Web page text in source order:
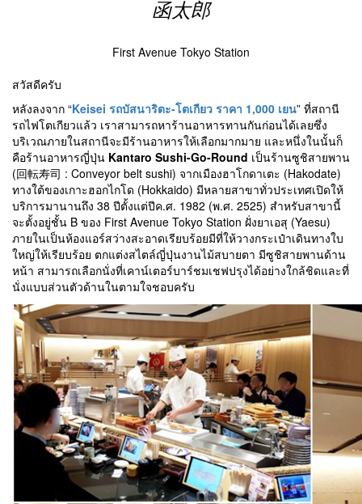
函太郎
First Avenue Tokyo Station
สวัสดีครับ
หลังลงจาก “Keisei รถบัสนาริตะ-โตเกียว ราคา 1,000 เยน” ที่สถานี
รถไฟโตเกียวแล้ว เราสามารถหาร้านอาหารทานกันก่อนได้เลยซึ่ง
บริเวณภายในสถานีจะมีร้านอาหารให้เลือกมากมาย และหนึ่งในนั้นก็
คือร้านอาหารญี่ปุ่น Kantaro Sushi-Go-Round เป็นร้านซูชิสายพาน
(回転寿司 : Conveyor belt sushi) จากเมืองฮาโกดาเตะ (Hakodate)
ทางใต้ของเกาะฮอกไกโด (Hokkaido) มีหลายสาขาทั่วประเทศเปิดให้
บริการมานานถึง 38 ปีตั้งแต่ปีค.ศ. 1982 (พ.ศ. 2525) สำหรับสาขานี้
จะตั้งอยู่ชั้น B ของ First Avenue Tokyo Station ฝั่งยาเอสุ (Yaesu)
ภายในเป็นห้องแอร์สว่างสะอาดเรียบร้อยมีที่ให้วางกระเป๋าเดินทางใบ
ใหญ่ให้เรียบร้อย ตกแต่งสไตล์ญี่ปุ่นงานไม้สบายตา มีซูชิสายพานด้าน
หน้า สามารถเลือกนั่งที่เคาน์เตอร์บาร์ชมเชฟปรุงได้อย่างใกล้ชิดและที่
นั่งแบบส่วนตัวด้านในตามใจชอบครับ